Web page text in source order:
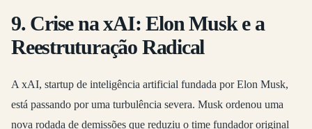
9. Crise na xAI: Elon Musk e a
Reestruturação Radical
A xAI, startup de inteligência artificial fundada por Elon Musk,
está passando por uma turbulência severa. Musk ordenou uma
nova rodada de demissões que reduziu o time fundador original